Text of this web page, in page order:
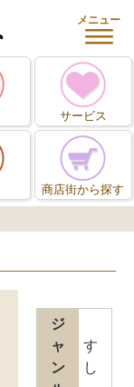
メニュー
サービス
商店街から探す
ジ
ャ
ン
す
し